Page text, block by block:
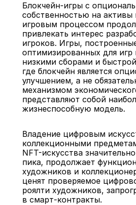
Блокчейн-игры с
собственностью на
игровым процессом
привлекать интерес
игроков. Игры,
оптимизированных для игр
низкими сборами и
где блокчейн является
улучшением, а не
механизмом
представляют собой
жизнеспособную модель.
Владение цифровым
коллекционными
NFT-искусства
пика, продолжает
художников и
ценят проверяемое
роялти художников,
в смарт-контракты.